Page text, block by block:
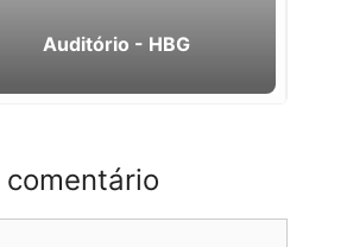
Auditório - HBG
comentário